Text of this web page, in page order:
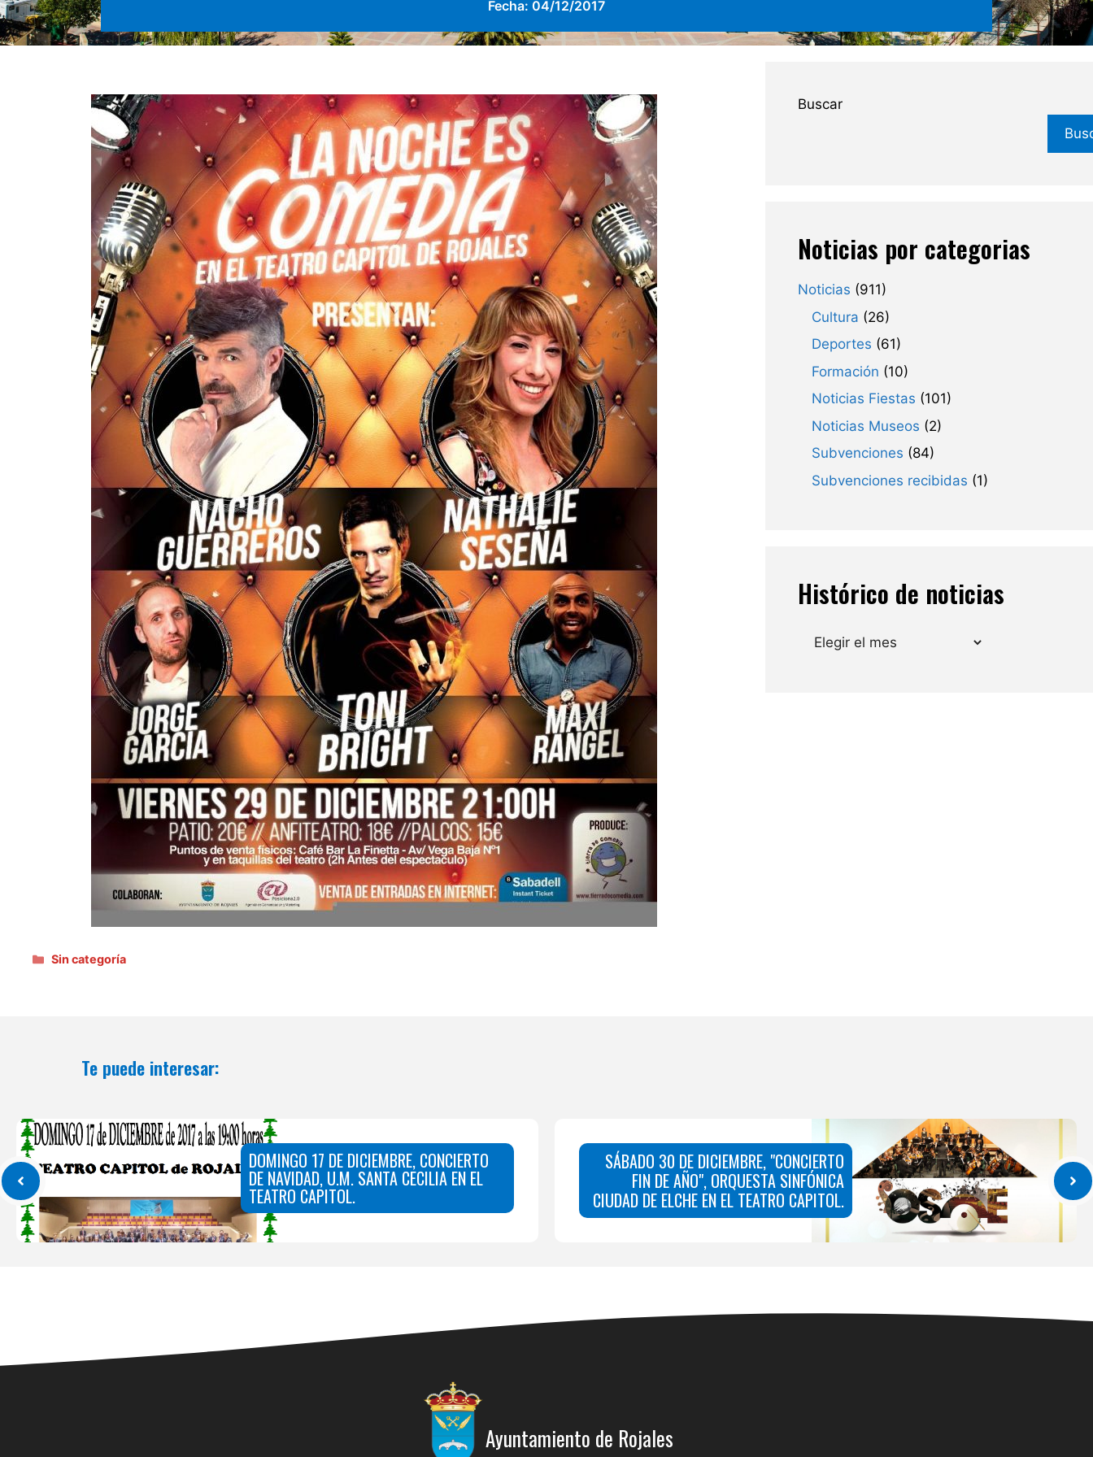
Fecha: 04/12/2017
Categorías
Sin categoría
Buscar
Noticias por categorias
Noticias (911)
Cultura (26)
Deportes (61)
Formación (10)
Noticias Fiestas (101)
Noticias Museos (2)
Subvenciones (84)
Subvenciones recibidas (1)
Histórico de noticias
Archivos
Te puede interesar:
DOMINGO 17 DE DICIEMBRE, CONCIERTO
DE NAVIDAD, U.M. SANTA CECILIA EN EL
TEATRO CAPITOL.
SÁBADO 30 DE DICIEMBRE, "CONCIERTO
FIN DE AÑO", ORQUESTA SINFÓNICA
CIUDAD DE ELCHE EN EL TEATRO CAPITOL.
Ayuntamiento de Rojales